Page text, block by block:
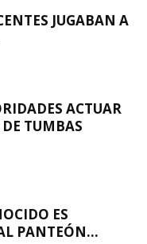
JUGABAN A
ACTUAR
TUMBAS
ES
PANTEÓN...